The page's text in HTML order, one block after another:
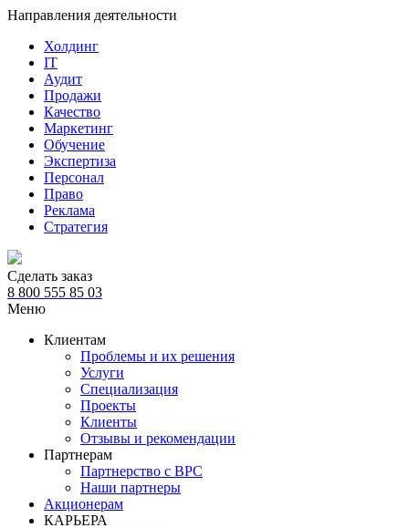
Направления деятельности
Холдинг
IT
Аудит
Продажи
Качество
Маркетинг
Обучение
Экспертиза
Персонал
Право
Реклама
Стратегия
Сделать заказ
8 800 555 85 03
Меню
Клиентам
Проблемы и их решения
Услуги
Специализация
Проекты
Клиенты
Отзывы и рекомендации
Партнерам
Партнерство с BPC
Наши партнеры
Акционерам
КАРЬЕРА